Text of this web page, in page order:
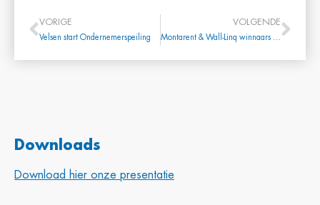
VORIGE
Velsen start Ondernemerspeiling
VOLGENDE
Downloads
Download hier onze presentatie